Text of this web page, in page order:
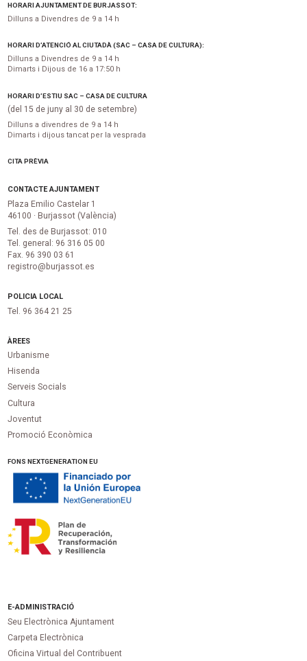
HORARI AJUNTAMENT DE BURJASSOT:
Dilluns a Divendres de 9 a 14 h
HORARI D’ATENCIÓ AL CIUTADÀ (SAC – CASA DE CULTURA):
Dilluns a Divendres de 9 a 14 h
Dimarts i Dijous de 16 a 17:50 h
HORARI D’ESTIU SAC – CASA DE CULTURA
(del 15 de juny al 30 de setembre)
Dilluns a divendres de 9 a 14 h
Dimarts i dijous tancat per la vesprada
CITA PRÈVIA
CONTACTE AJUNTAMENT
Plaza Emilio Castelar 1
46100 · Burjassot (València)
Tel. des de Burjassot: 010
Tel. general: 96 316 05 00
Fax. 96 390 03 61
registro@burjassot.es
POLICIA LOCAL
Tel. 96 364 21 25
ÀREES
Urbanisme
Hisenda
Serveis Socials
Cultura
Joventut
Promoció Econòmica
FONS NEXTGENERATION EU
E-ADMINISTRACIÓ
Seu Electrònica Ajuntament
Carpeta Electrònica
Oficina Virtual del Contribuent